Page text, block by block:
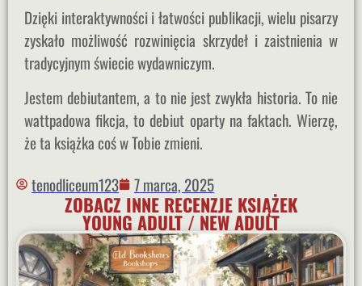
Dzięki interaktywności i łatwości publikacji, wielu pisarzy
zyskało możliwość rozwinięcia skrzydeł i zaistnienia w
tradycyjnym świecie wydawniczym.
Jestem debiutantem, a to nie jest zwykła historia. To nie
wattpadowa fikcja, to debiut oparty na faktach. Wierzę,
że ta książka coś w Tobie zmieni.
tenodliceum123
7 marca, 2025
ZOBACZ INNE RECENZJE KSIĄŻEK
YOUNG ADULT / NEW ADULT